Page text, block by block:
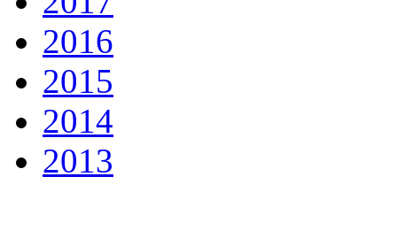
2016
2015
2014
2013